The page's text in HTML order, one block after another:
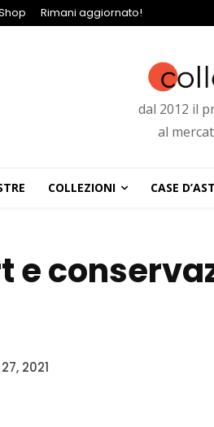
Rimani aggiornato!
dal 2012 il
al
COLLEZIONI CASE
e
2021